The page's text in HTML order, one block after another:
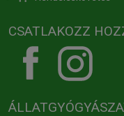
CSATLAKOZZ